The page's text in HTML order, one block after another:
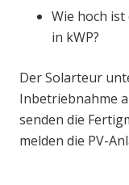
Wie hoch
in kWP?
Der Solarteur
Inbetriebnahme
senden die
melden die PV-